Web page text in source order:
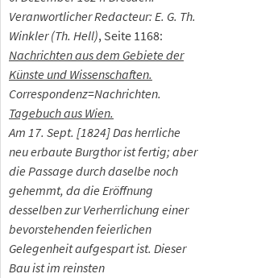
Veranwortlicher Redacteur: E. G. Th.
Winkler (Th. Hell), Seite 1168:
Nachrichten aus dem Gebiete der
Künste und Wissenschaften.
Correspondenz=Nachrichten.
Tagebuch aus Wien.
Am 17. Sept. [1824] Das herrliche
neu erbaute Burgthor ist fertig; aber
die Passage durch daselbe noch
gehemmt, da die Eröffnung
desselben zur Verherrlichung einer
bevorstehenden feierlichen
Gelegenheit aufgespart ist. Dieser
Bau ist im reinsten